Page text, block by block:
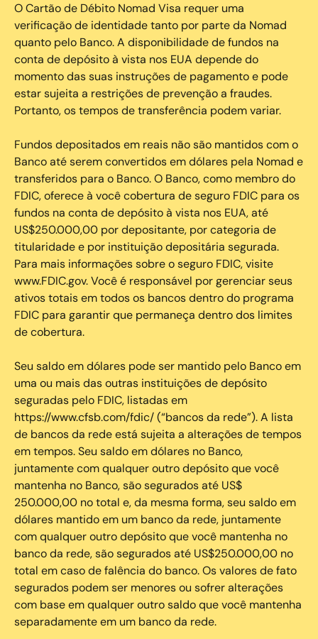
O Cartão de Débito Nomad Visa requer uma
verificação de identidade tanto por parte da Nomad
quanto pelo Banco. A disponibilidade de fundos na
conta de depósito à vista nos EUA depende do
momento das suas instruções de pagamento e pode
estar sujeita a restrições de prevenção a fraudes.
Portanto, os tempos de transferência podem variar.
Fundos depositados em reais não são mantidos com o
Banco até serem convertidos em dólares pela Nomad e
transferidos para o Banco. O Banco, como membro do
FDIC, oferece à você cobertura de seguro FDIC para os
fundos na conta de depósito à vista nos EUA, até
US$250.000,00 por depositante, por categoria de
titularidade e por instituição depositária segurada.
Para mais informações sobre o seguro FDIC, visite
www.FDIC.gov. Você é responsável por gerenciar seus
ativos totais em todos os bancos dentro do programa
FDIC para garantir que permaneça dentro dos limites
de cobertura.
Seu saldo em dólares pode ser mantido pelo Banco em
uma ou mais das outras instituições de depósito
seguradas pelo FDIC, listadas em
https://www.cfsb.com/fdic/ (“bancos da rede”). A lista
de bancos da rede está sujeita a alterações de tempos
em tempos. Seu saldo em dólares no Banco,
juntamente com qualquer outro depósito que você
mantenha no Banco, são segurados até US$
250.000,00 no total e, da mesma forma, seu saldo em
dólares mantido em um banco da rede, juntamente
com qualquer outro depósito que você mantenha no
banco da rede, são segurados até US$250.000,00 no
total em caso de falência do banco. Os valores de fato
segurados podem ser menores ou sofrer alterações
com base em qualquer outro saldo que você mantenha
separadamente em um banco da rede.